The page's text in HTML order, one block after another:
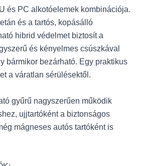
és PC alkotóelemek kombinációja.
és a tartós, kopásálló
hibrid védelmet biztosít a
és kényelmes csúszkával
bármikor bezárható. Egy praktikus
a váratlan sérülésektől.
gyűrű nagyszerűen működik
ujjtartóként a biztonságos
mágneses autós tartóként is